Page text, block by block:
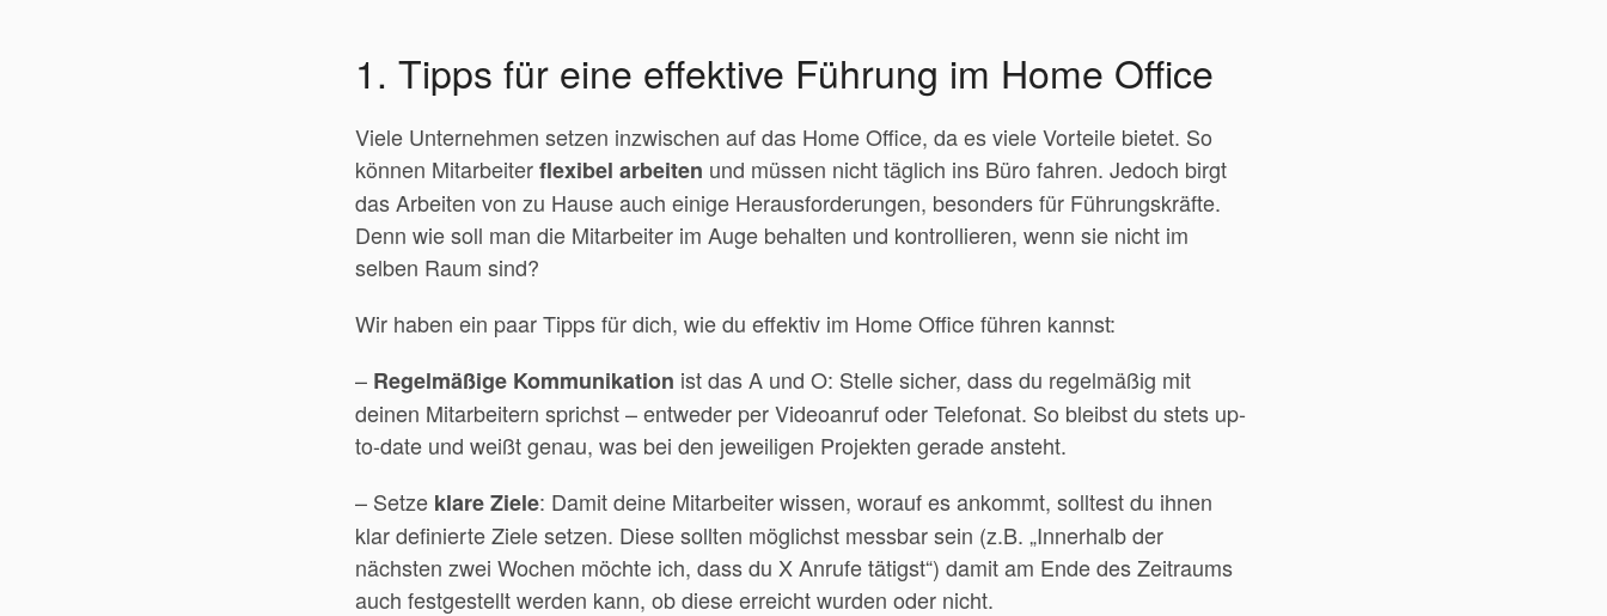
1. Tipps für eine effektive Führung im Home Office
Viele Unternehmen setzen inzwischen auf das Home Office, da es viele Vorteile bietet. So
können Mitarbeiterflexibel arbeiten und müssen nicht täglich ins Büro fahren. Jedoch birgt
das Arbeiten von zu Hause auch einige Herausforderungen, besonders für Führungskräfte.
Denn wie soll man die Mitarbeiter im Auge behalten und kontrollieren, wenn sie nicht im
selben Raum sind?
Wir haben ein paar Tipps für dich, wie du effektiv im Home Office führen kannst:
– Regelmäßige Kommunikation ist das A und O: Stelle sicher, dass du regelmäßig mit
deinen Mitarbeitern sprichst – entweder per Videoanruf oder Telefonat. So bleibst du stets up-
to-date und weißt genau, was bei den jeweiligen Projekten gerade ansteht.
– Setze klare Ziele: Damit deine Mitarbeiter wissen, worauf es ankommt, solltest du ihnen
klar definierte Ziele setzen. Diese sollten möglichst messbar sein (z.B. „Innerhalb der
nächsten zwei Wochen möchte ich, dass du X Anrufe tätigst“) damit am Ende des Zeitraums
auch festgestellt werden kann, ob diese erreicht wurden oder nicht.